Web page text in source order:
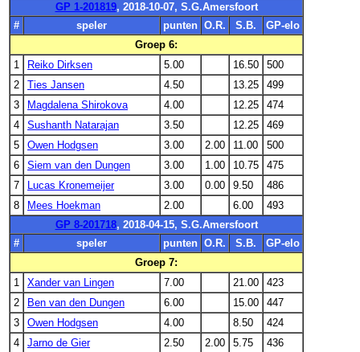
GP 1-201819, 2018-10-07, S.G.Amersfoort
#
speler punten O.R. S.B.
GP-elo
Groep 6:
1
Reiko Dirksen 5.00 16.50
500
2
Ties Jansen 4.50 13.25
499
3
Magdalena Shirokova 4.00 12.25
474
4
Sushanth Natarajan 3.50 12.25
469
5
Owen Hodgsen 3.00 2.00 11.00
500
6
Siem van den Dungen 3.00 1.00 10.75
475
7
Lucas Kronemeijer 3.00 0.00 9.50
486
8
Mees Hoekman 2.00 6.00
493
GP 8-201718, 2018-04-15, S.G.Amersfoort
#
speler punten O.R. S.B.
GP-elo
Groep 7:
1
Xander van Lingen 7.00 21.00
423
2
Ben van den Dungen 6.00 15.00
447
3
Owen Hodgsen 4.00 8.50
424
4
Jarno de Gier 2.50 2.00 5.75
436